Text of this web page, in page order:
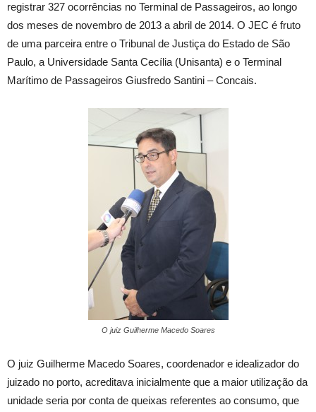
registrar 327 ocorrências no Terminal de Passageiros, ao longo
dos meses de novembro de 2013 a abril de 2014. O JEC é fruto
de uma parceira entre o Tribunal de Justiça do Estado de São
Paulo, a Universidade Santa Cecília (Unisanta) e o Terminal
Marítimo de Passageiros Giusfredo Santini – Concais.
O juiz Guilherme Macedo Soares
O juiz Guilherme Macedo Soares, coordenador e idealizador do
juizado no porto, acreditava inicialmente que a maior utilização da
unidade seria por conta de queixas referentes ao consumo, que